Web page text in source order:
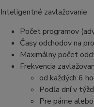
Inteligentné zavlažovanie
Počet programov
Časy odchodov na
Maximálny počet
Frekvencia
od každých 6
Podľa dní v
Pre párne